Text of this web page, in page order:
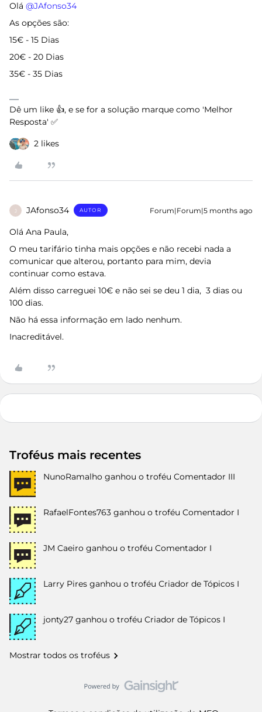
Olá ​ @JAfonso34
As opções são:
15€ - 15 Dias
20€ - 20 Dias
35€ - 35 Dias
Dê um like 👍, e se for a solução marque como 'Melhor
Resposta' ✅
2 likes
J JAfonso34 AUTOR Forum|Forum|5 months ago
Olá Ana Paula,
O meu tarifário tinha mais opções e não recebi nada a
comunicar que alterou, portanto para mim, devia
continuar como estava.
Além disso carreguei 10€ e não sei se deu 1 dia, 3 dias ou
100 dias.
Não há essa informação em lado nenhum.
Inacreditável.
Troféus mais recentes
NunoRamalho ganhou o troféu Comentador III
RafaelFontes763 ganhou o troféu Comentador I
JM Caeiro ganhou o troféu Comentador I
Larry Pires ganhou o troféu Criador de Tópicos I
jonty27 ganhou o troféu Criador de Tópicos I
Mostrar todos os troféus